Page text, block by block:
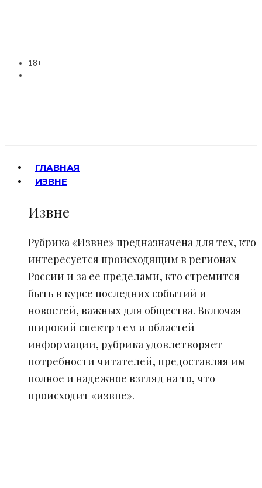
18+
ГЛАВНАЯ
ИЗВНЕ
Извне
Рубрика «Извне» предназначена для тех, кто
интересуется происходящим в регионах
России и за ее пределами, кто стремится
быть в курсе последних событий и
новостей, важных для общества. Включая
широкий спектр тем и областей
информации, рубрика удовлетворяет
потребности читателей, предоставляя им
полное и надежное взгляд на то, что
происходит «извне».